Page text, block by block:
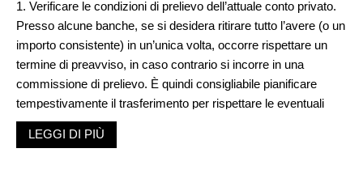
1. Verificare le condizioni di prelievo dell’attuale conto privato.
Presso alcune banche, se si desidera ritirare tutto l’avere (o un
importo consistente) in un’unica volta, occorre rispettare un
termine di preavviso, in caso contrario si incorre in una
commissione di prelievo. È quindi consigliabile pianificare
tempestivamente il trasferimento per rispettare le eventuali
scadenze.
LEGGI DI PIÙ